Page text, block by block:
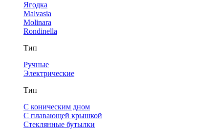
Ягодка
Malvasia
Molinara
Rondinella
Тип
Ручные
Электрические
Тип
С коническим дном
С плавающей крышкой
Стеклянные бутылки